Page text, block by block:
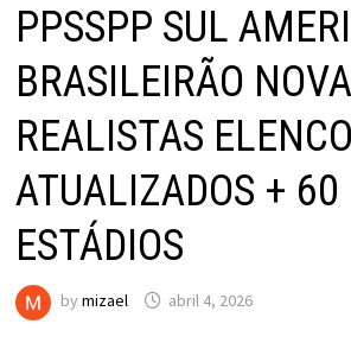
PPSSPP SUL
BRASILEIRÃO
REALISTAS
ATUALIZADOS + 60
ESTÁDIOS
by mizael abril 4, 2026